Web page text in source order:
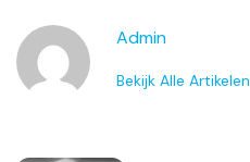
Admin
Bekijk Alle Artikelen